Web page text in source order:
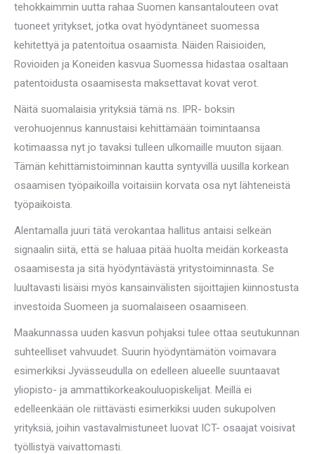
tehokkaimmin uutta rahaa Suomen kansantalouteen ovat
tuoneet yritykset, jotka ovat hyödyntäneet suomessa
kehitettyä ja patentoitua osaamista. Näiden Raisioiden,
Rovioiden ja Koneiden kasvua Suomessa hidastaa osaltaan
patentoidusta osaamisesta maksettavat kovat verot.
Näitä suomalaisia yrityksiä tämä ns. IPR- boksin
verohuojennus kannustaisi kehittämään toimintaansa
kotimaassa nyt jo tavaksi tulleen ulkomaille muuton sijaan.
Tämän kehittämistoiminnan kautta syntyvillä uusilla korkean
osaamisen työpaikoilla voitaisiin korvata osa nyt lähteneistä
työpaikoista.
Alentamalla juuri tätä verokantaa hallitus antaisi selkeän
signaalin siitä, että se haluaa pitää huolta meidän korkeasta
osaamisesta ja sitä hyödyntävästä yritystoiminnasta. Se
luultavasti lisäisi myös kansainvälisten sijoittajien kiinnostusta
investoida Suomeen ja suomalaiseen osaamiseen.
Maakunnassa uuden kasvun pohjaksi tulee ottaa seutukunnan
suhteelliset vahvuudet. Suurin hyödyntämätön voimavara
esimerkiksi Jyvässeudulla on edelleen alueelle suuntaavat
yliopisto- ja ammattikorkeakouluopiskelijat. Meillä ei
edelleenkään ole riittävästi esimerkiksi uuden sukupolven
yrityksiä, joihin vastavalmistuneet luovat ICT- osaajat voisivat
työllistyä vaivattomasti.